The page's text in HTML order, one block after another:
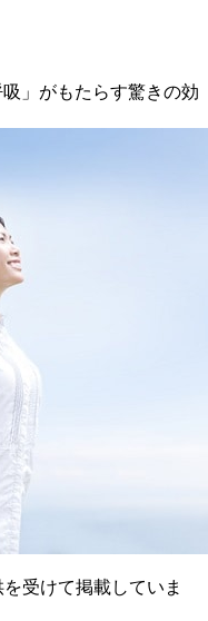
」がもたらす驚きの効
受けて掲載していま